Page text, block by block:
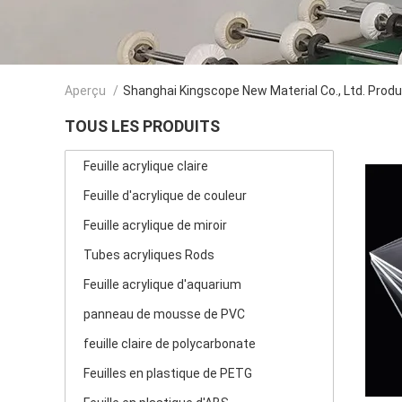
Aperçu / Shanghai Kingscope New Material Co., Ltd.
TOUS LES PRODUITS
Feuille acrylique claire
Feuille d'acrylique de couleur
Feuille acrylique de miroir
Tubes acryliques Rods
Feuille acrylique d'aquarium
panneau de mousse de PVC
feuille claire de polycarbonate
Feuilles en plastique de PETG